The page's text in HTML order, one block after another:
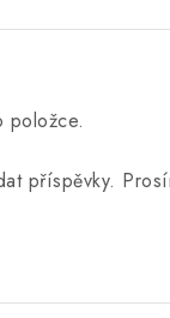
položce.
příspěvky.